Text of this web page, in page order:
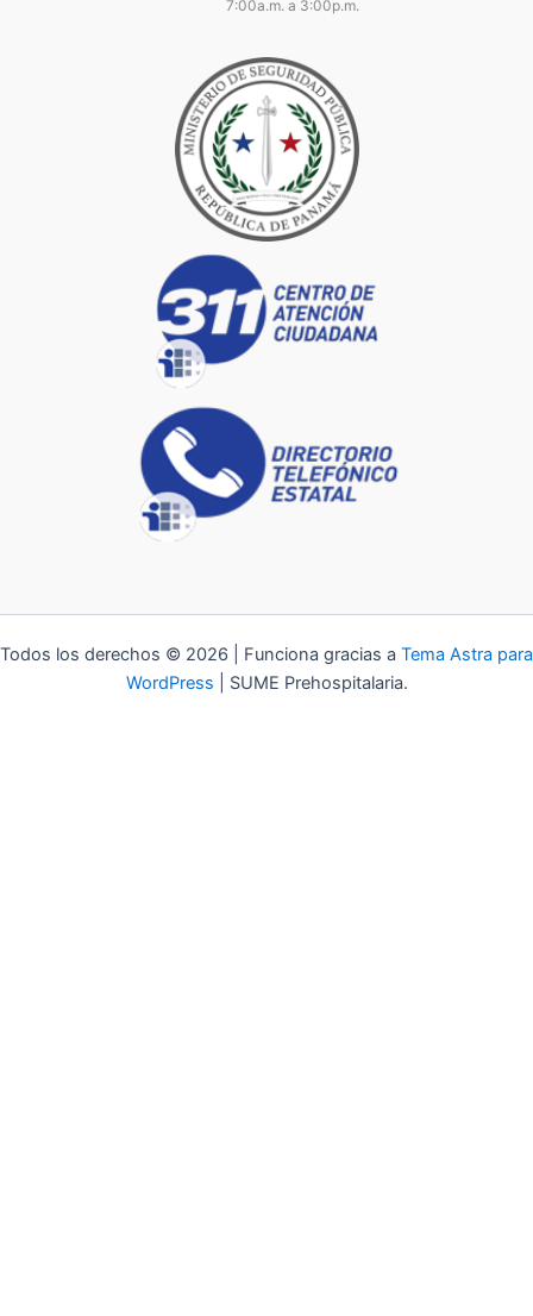
7:00a.m. a 3:00p.m.
Todos los derechos © 2026 | Funciona gracias a Tema Astra para
WordPress | SUME Prehospitalaria.